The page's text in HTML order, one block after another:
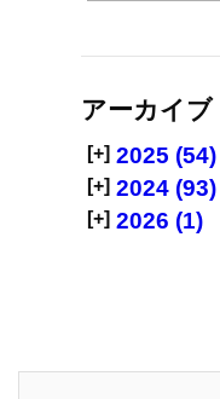
アーカイブ
[+] 2025 (54)
[+] 2024 (93)
[+] 2026 (1)